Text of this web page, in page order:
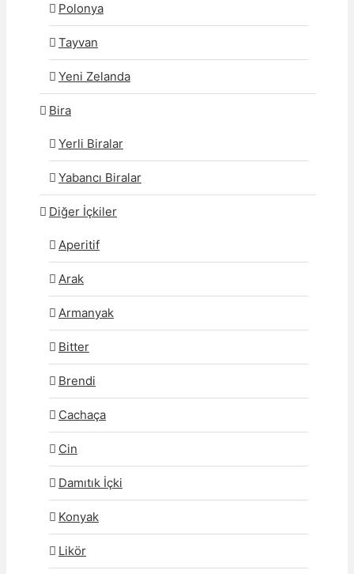
Polonya
Tayvan
Yeni Zelanda
Bira
Yerli Biralar
Yabancı Biralar
Diğer İçkiler
Aperitif
Arak
Armanyak
Bitter
Brendi
Cachaça
Cin
Damıtık İçki
Konyak
Likör